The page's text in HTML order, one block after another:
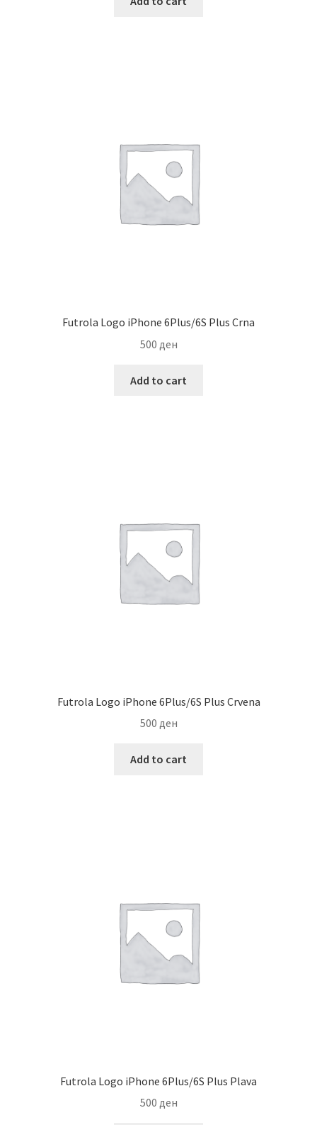
Futrola Logo iPhone 6Plus/6S Plus Crna
500 ден
Add to cart
Futrola Logo iPhone 6Plus/6S Plus Crvena
500 ден
Add to cart
Futrola Logo iPhone 6Plus/6S Plus Plava
500 ден